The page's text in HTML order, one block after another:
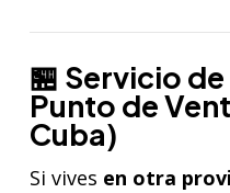
🏪 Servicio
Punto de
Cuba)
Si vives en otra